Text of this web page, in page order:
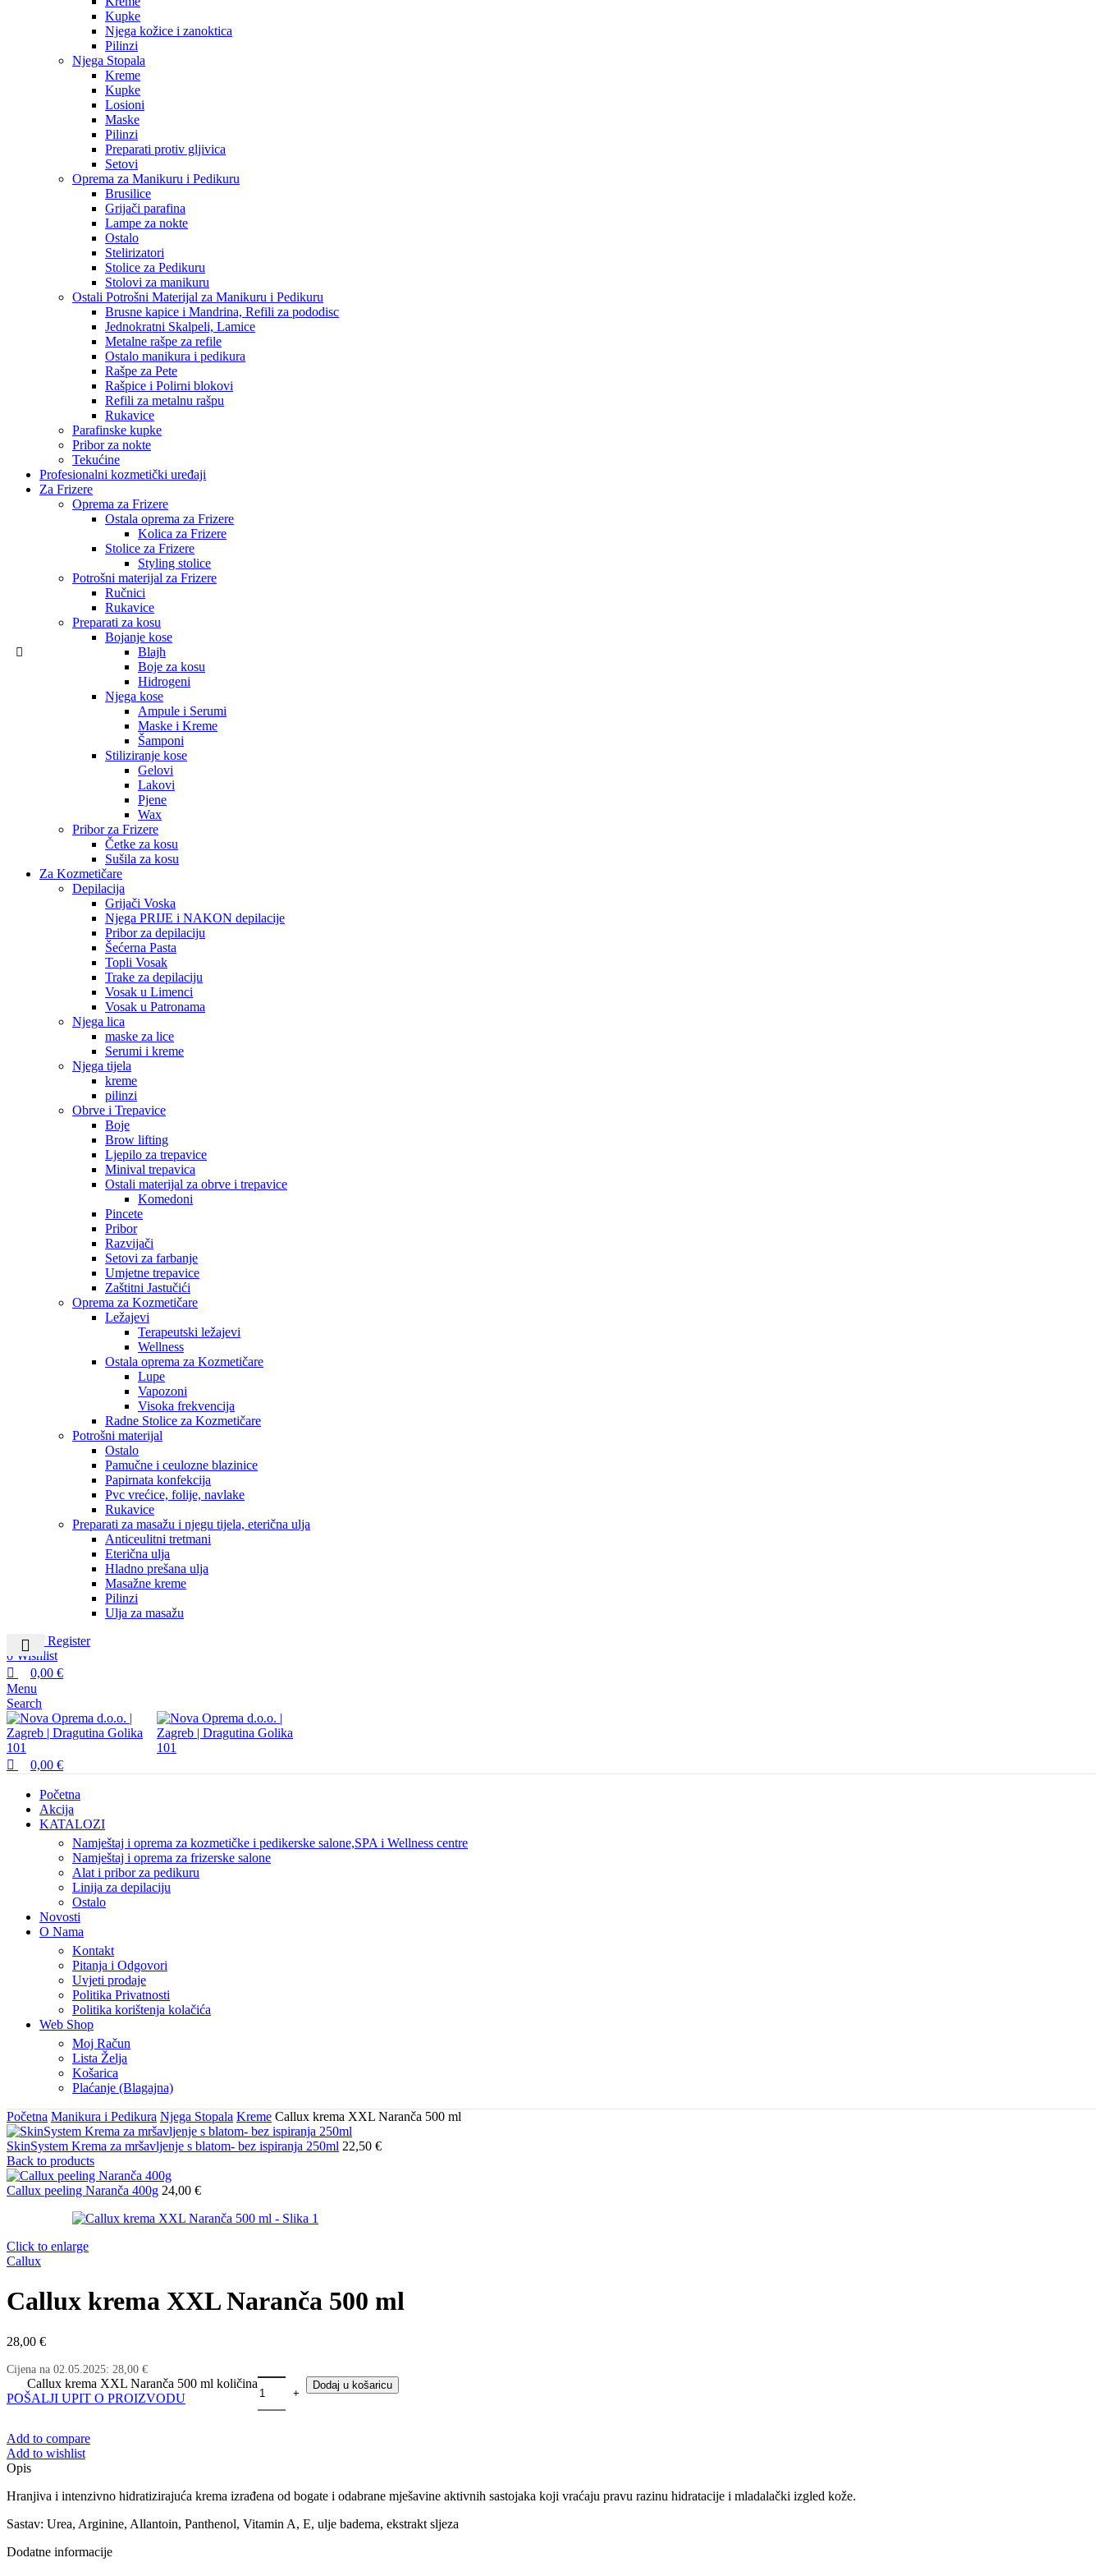
Kupke
Njega kožice i zanoktica
Pilinzi
Njega Stopala
Kreme
Kupke
Losioni
Maske
Pilinzi
Preparati protiv gljivica
Setovi
Oprema za Manikuru i Pedikuru
Brusilice
Grijači parafina
Lampe za nokte
Ostalo
Stelirizatori
Stolice za Pedikuru
Stolovi za manikuru
Ostali Potrošni Materijal za Manikuru i Pedikuru
Brusne kapice i Mandrina, Refili za pododisc
Jednokratni Skalpeli, Lamice
Metalne rašpe za refile
Ostalo manikura i pedikura
Rašpe za Pete
Rašpice i Polirni blokovi
Refili za metalnu rašpu
Rukavice
Parafinske kupke
Pribor za nokte
Tekućine
Profesionalni kozmetički uređaji
Za Frizere
Oprema za Frizere
Ostala oprema za Frizere
Kolica za Frizere
Stolice za Frizere
Styling stolice
Potrošni materijal za Frizere
Ručnici
Rukavice
Preparati za kosu
Bojanje kose
Blajh
Boje za kosu
Hidrogeni
Njega kose
Ampule i Serumi
Maske i Kreme
Šamponi
Stiliziranje kose
Gelovi
Lakovi
Pjene
Wax
Pribor za Frizere
Četke za kosu
Sušila za kosu
Za Kozmetičare
Depilacija
Grijači Voska
Njega PRIJE i NAKON depilacije
Pribor za depilaciju
Šećerna Pasta
Topli Vosak
Trake za depilaciju
Vosak u Limenci
Vosak u Patronama
Njega lica
maske za lice
Serumi i kreme
Njega tijela
kreme
pilinzi
Obrve i Trepavice
Boje
Brow lifting
Ljepilo za trepavice
Minival trepavica
Ostali materijal za obrve i trepavice
Komedoni
Pincete
Pribor
Razvijači
Setovi za farbanje
Umjetne trepavice
Zaštitni Jastučići
Oprema za Kozmetičare
Ležajevi
Terapeutski ležajevi
Wellness
Ostala oprema za Kozmetičare
Lupe
Vapozoni
Visoka frekvencija
Radne Stolice za Kozmetičare
Potrošni materijal
Ostalo
Pamučne i ceulozne blazinice
Papirnata konfekcija
Pvc vrećice, folije, navlake
Rukavice
Preparati za masažu i njegu tijela, eterična ulja
Anticeulitni tretmani
Eterična ulja
Hladno prešana ulja
Masažne kreme
Pilinzi
Ulja za masažu
Login / Register
0 Wishlist
0,00 €
Menu
Search
0,00 €
Početna
Akcija
KATALOZI
Namještaj i oprema za kozmetičke i pedikerske salone,SPA i Wellness centre
Namještaj i oprema za frizerske salone
Alat i pribor za pedikuru
Linija za depilaciju
Ostalo
Novosti
O Nama
Kontakt
Pitanja i Odgovori
Uvjeti prodaje
Politika Privatnosti
Politika korištenja kolačića
Web Shop
Moj Račun
Lista Želja
Košarica
Plaćanje (Blagajna)
Početna Manikura i Pedikura Njega Stopala Kreme Callux krema XXL Naranča 500 ml
SkinSystem Krema za mršavljenje s blatom- bez ispiranja 250ml 22,50 €
Back to products
Callux peeling Naranča 400g 24,00 €
Click to enlarge
Callux
Callux krema XXL Naranča 500 ml
28,00 €
Cijena na 02.05.2025: 28,00 €
Callux krema XXL Naranča 500 ml količina Dodaj u košaricu
POŠALJI UPIT O PROIZVODU
Add to compare
Add to wishlist
Opis
Hranjiva i intenzivno hidratizirajuća krema izrađena od bogate i odabrane mješavine aktivnih sastojaka koji vraćaju pravu razinu hidratacije i mladalački izgled kože.
Sastav: Urea, Arginine, Allantoin, Panthenol, Vitamin A, E, ulje badema, ekstrakt sljeza
Dodatne informacije